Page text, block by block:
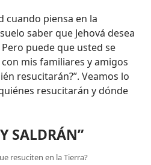
cuando piensa en la
saber que Jehová desea
puede que usted se
mis familiares y amigos
resucitarán?”. Veamos lo
resucitarán y dónde
SALDRÁN”
resuciten en la Tierra?